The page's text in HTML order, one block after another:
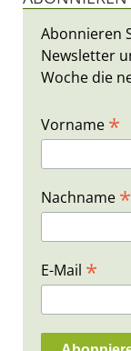
Abonnieren
Newsletter
Woche die
Vorname *
Nachname *
E-Mail *